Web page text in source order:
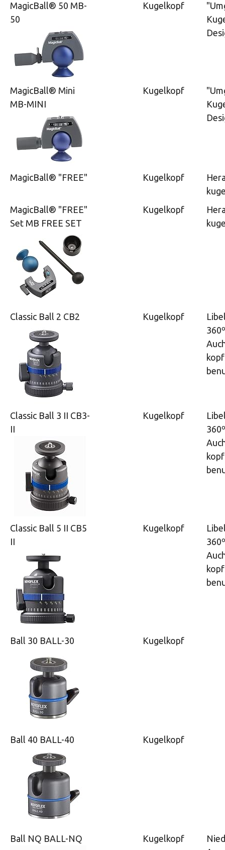
MagicBall® 50 MB-
50
Kugelkopf
MagicBall® Mini
MB-MINI
Kugelkopf
MagicBall® "FREE" Kugelkopf
MagicBall® "FREE"
Set MB FREE SET
Kugelkopf
Classic Ball 2 CB2 Kugelkopf
Classic Ball 3 II CB3-
II
Kugelkopf
Classic Ball 5 II CB5
II
Kugelkopf
Ball 30 BALL-30 Kugelkopf
Ball 40 BALL-40 Kugelkopf
Ball NQ BALL-NQ Kugelkopf